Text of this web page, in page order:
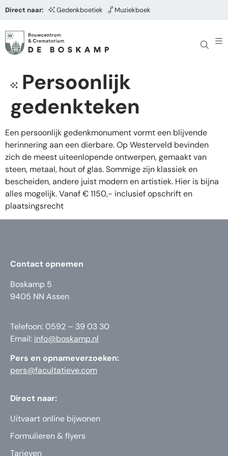
Direct naar: Gedenkboetiek Muziekboek
Persoonlijk
gedenkteken
Een persoonlijk gedenkmonument vormt een blijvende
herinnering aan een dierbare. Op Westerveld bevinden
zich de meest uiteenlopende ontwerpen, gemaakt van
steen, metaal, hout of glas. Sommige zijn klassiek en
bescheiden, andere juist modern en artistiek. Hier is bijna
alles mogelijk. Vanaf € 1150,- inclusief opschrift en
plaatsingsrecht
Contact opnemen
Boskamp 5
9405 NN Assen
Telefoon: 0592 – 39 03 30
Email: info@boskamp.nl
Pers en opnameverzoeken:
pers@facultatieve.com
Direct naar:
Uitvaart online bijwonen
Formulieren & flyers
Tarieven